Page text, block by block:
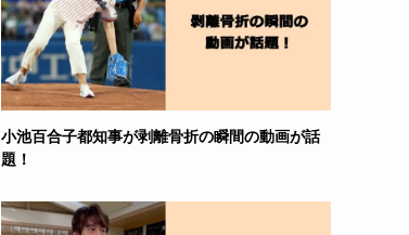
小池百合子都知事が剥離骨折の瞬間の動画が話
題！